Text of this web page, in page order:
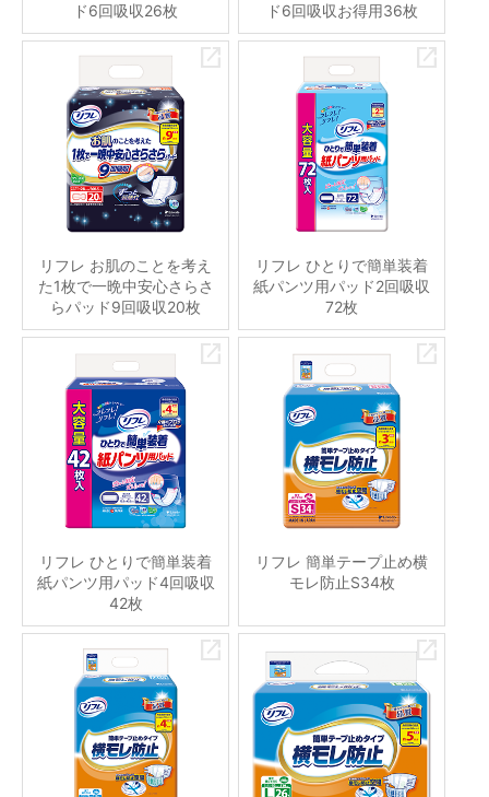
ド6回吸収26枚
ド6回吸収お得用36枚
リフレ お肌のことを考え
た1枚で一晩中安心さらさ
らパッド9回吸収20枚
リフレ ひとりで簡単装着
紙パンツ用パッド2回吸収
72枚
リフレ ひとりで簡単装着
紙パンツ用パッド4回吸収
42枚
リフレ 簡単テープ止め横
モレ防止S34枚